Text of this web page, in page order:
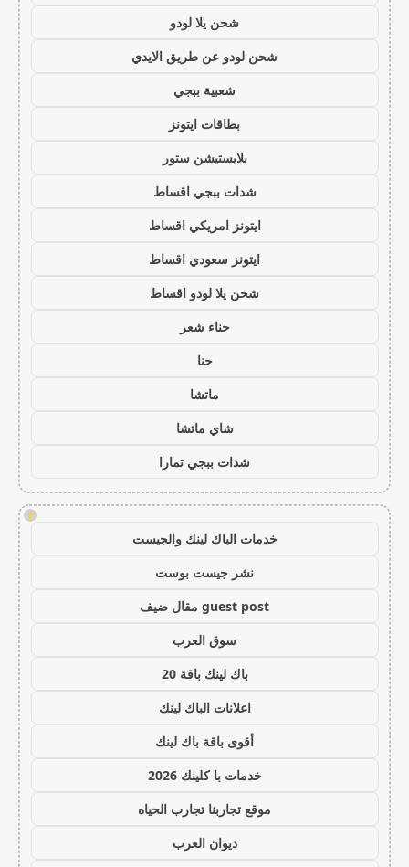
شحن يلا لودو
شحن لودو عن طريق الايدي
شعبية ببجي
بطاقات ايتونز
بلايستيشن ستور
شدات ببجي اقساط
ايتونز امريكي اقساط
ايتونز سعودي اقساط
شحن يلا لودو اقساط
حناء شعر
حنا
ماتشا
شاي ماتشا
شدات ببجي تمارا
!
خدمات الباك لينك والجيست
نشر جيست بوست
guest post مقال ضيف
سوق العرب
باك لينك باقة 20
اعلانات الباك لينك
أقوى باقة باك لينك
خدمات با كلينك 2026
موقع تجاربنا تجارب الحياه
ديوان العرب